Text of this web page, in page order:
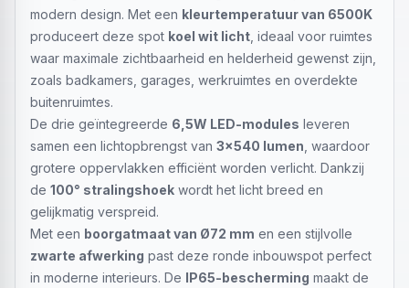
modern design. Met een kleurtemperatuur van 6500K
produceert deze spot koel wit licht , ideaal voor ruimtes
waar maximale zichtbaarheid en helderheid gewenst zijn,
zoals badkamers, garages, werkruimtes en overdekte
buitenruimtes.
De drie geïntegreerde 6,5W LED-modules leveren
samen een lichtopbrengst van 3x540 lumen , waardoor
grotere oppervlakken efficiënt worden verlicht. Dankzij
de 100° stralingshoek wordt het licht breed en
gelijkmatig verspreid.
Met een boorgatmaat van Ø72 mm en een stijlvolle
zwarte afwerking past deze ronde inbouwspot perfect
in moderne interieurs. De IP65-bescherming maakt de